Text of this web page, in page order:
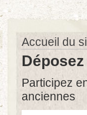
Accueil du
Participez
anciennes